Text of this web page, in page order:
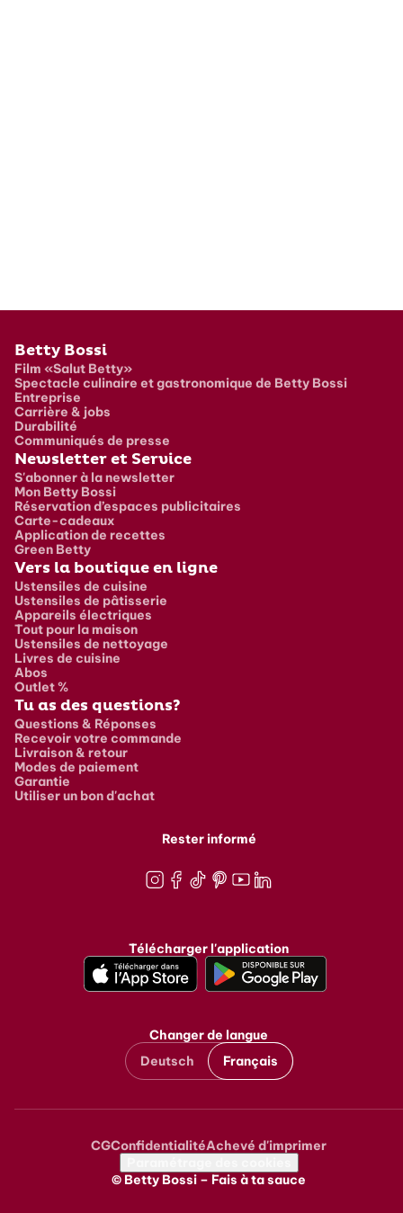
Pied de page
Betty Bossi
Film «Salut Betty»
Spectacle culinaire et gastronomique de Betty Bossi
Entreprise
Carrière & jobs
Durabilité
Communiqués de presse
Newsletter et Service
S'abonner à la newsletter
Mon Betty Bossi
Réservation d’espaces publicitaires
Carte-cadeaux
Application de recettes
Green Betty
Vers la boutique en ligne
Ustensiles de cuisine
Ustensiles de pâtisserie
Appareils électriques
Tout pour la maison
Ustensiles de nettoyage
Livres de cuisine
Abos
Outlet %
Tu as des questions?
Questions & Réponses
Recevoir votre commande
Livraison & retour
Modes de paiement
Garantie
Utiliser un bon d'achat
Rester informé
Télécharger l'application
Changer de langue
Deutsch
Français
Metanavigation
CGConfidentialitéAchevé d'imprimer
© Betty Bossi – Fais à ta sauce